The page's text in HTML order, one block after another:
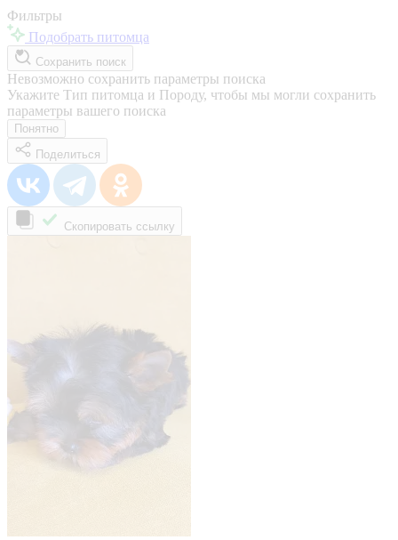
Фильтры
Подобрать питомца
Сохранить поиск
Невозможно сохранить параметры поиска
Укажите Тип питомца и Породу, чтобы мы могли сохранить
параметры вашего поиска
Понятно
Поделиться
Скопировать ссылку